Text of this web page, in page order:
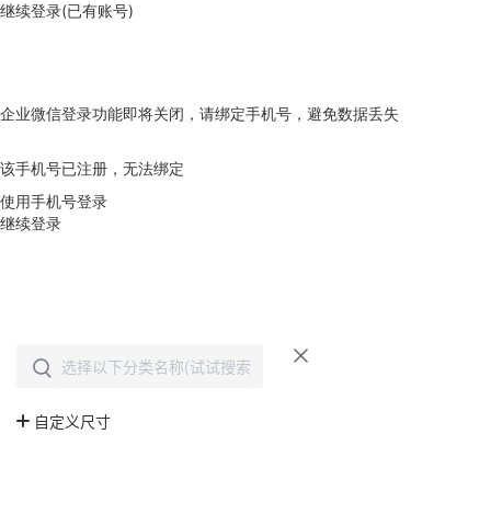
继续登录(已有账号)
企业微信登录功能即将关闭，请绑定手机号，避免数据丢失
该手机号已注册，无法绑定
使用手机号登录
继续登录